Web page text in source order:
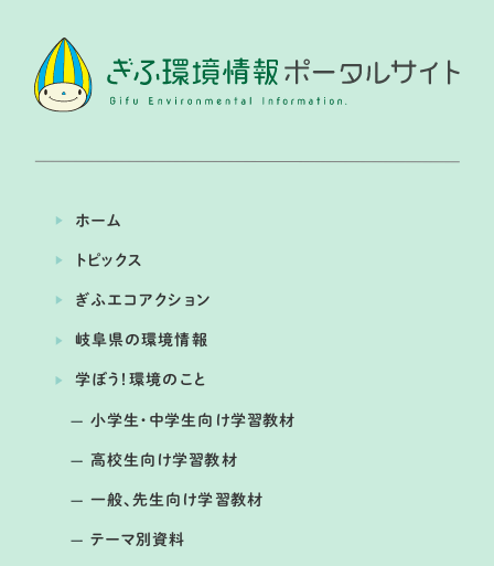
トンボから見た水辺環境の変化とこれ
から私たちにできること
ホーム
トピックス
ぎふエコアクション
岐阜県の環境情報
学ぼう！環境のこと
小学生・中学生向け学習教材
高校生向け学習教材
一般、先生向け学習教材
テーマ別資料